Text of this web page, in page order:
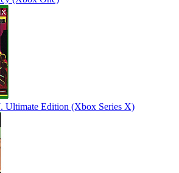
Ultimate Edition (Xbox Series X)